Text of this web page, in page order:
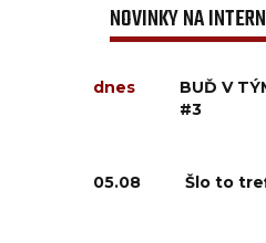
NOVINKY NA
dnes
BUĎ V
#3
05.08 Šlo to